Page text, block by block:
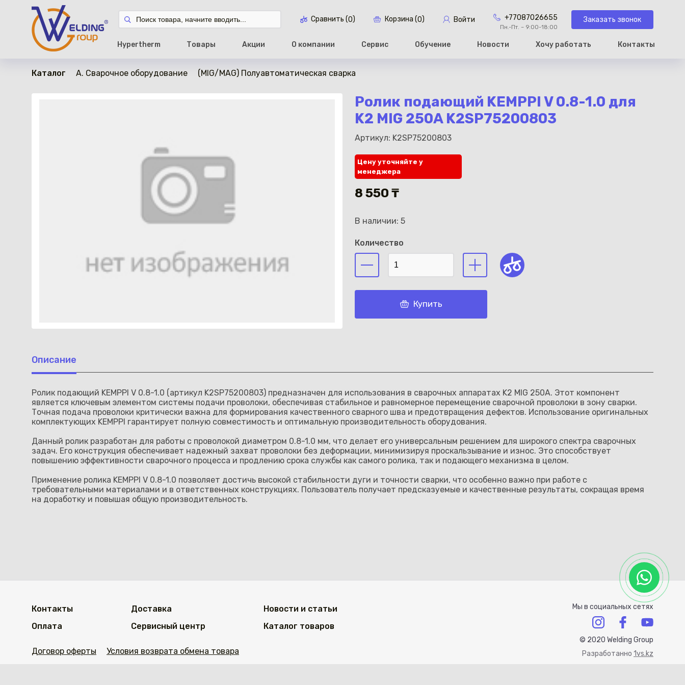
Сравнить (0) Корзина (0) Войти +77087026655
Пн.-Пт. – 9:00-18:00
Заказать звонок
Hypertherm Товары Акции О компании Сервис Обучение Новости Хочу работать Контакты
Каталог A. Сварочное оборудование (MIG/MAG) Полуавтоматическая сварка
Ролик подающий KEMPPI V 0.8-1.0 для
K2 MIG 250A K2SP75200803
Артикул: K2SP75200803
в наличии
Цену уточняйте у
менеджера
8 550 ₸
В наличии: 5
Количество
Купить
Описание
Ролик подающий KEMPPI V 0.8-1.0 (артикул K2SP75200803) предназначен для использования в сварочных аппаратах K2 MIG 250A. Этот компонент
является ключевым элементом системы подачи проволоки, обеспечивая стабильное и равномерное перемещение сварочной проволоки в зону сварки.
Точная подача проволоки критически важна для формирования качественного сварного шва и предотвращения дефектов. Использование оригинальных
комплектующих KEMPPI гарантирует полную совместимость и оптимальную производительность оборудования.
Данный ролик разработан для работы с проволокой диаметром 0.8-1.0 мм, что делает его универсальным решением для широкого спектра сварочных
задач. Его конструкция обеспечивает надежный захват проволоки без деформации, минимизируя проскальзывание и износ. Это способствует
повышению эффективности сварочного процесса и продлению срока службы как самого ролика, так и подающего механизма в целом.
Применение ролика KEMPPI V 0.8-1.0 позволяет достичь высокой стабильности дуги и точности сварки, что особенно важно при работе с
требовательными материалами и в ответственных конструкциях. Пользователь получает предсказуемые и качественные результаты, сокращая время
на доработку и повышая общую производительность.
Контакты
Оплата
Доставка
Сервисный центр
Новости и статьи
Каталог товаров
Договор оферты Условия возврата обмена товара
Мы в социальных сетях
© 2020 Welding Group
Разработанно 1vs.kz